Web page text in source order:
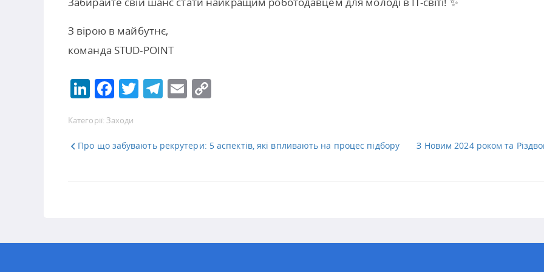
З вірою в майбутнє,
команда STUD-POINT
LinkedIn
Facebook
Twitter
Telegram
Email
Категорії: Заходи
Про що забувають рекрутери: 5 аспектів, які впливають на процес підбору З Новим 2024 роком та